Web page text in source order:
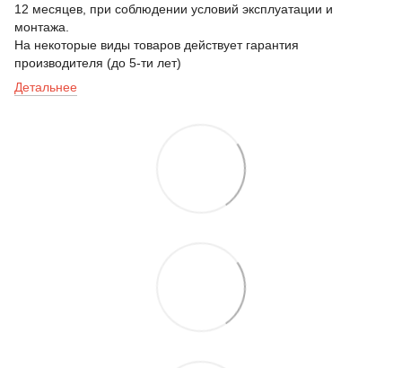
12 месяцев, при соблюдении условий эксплуатации и
монтажа.
На некоторые виды товаров действует гарантия
производителя (до 5-ти лет)
Детальнее